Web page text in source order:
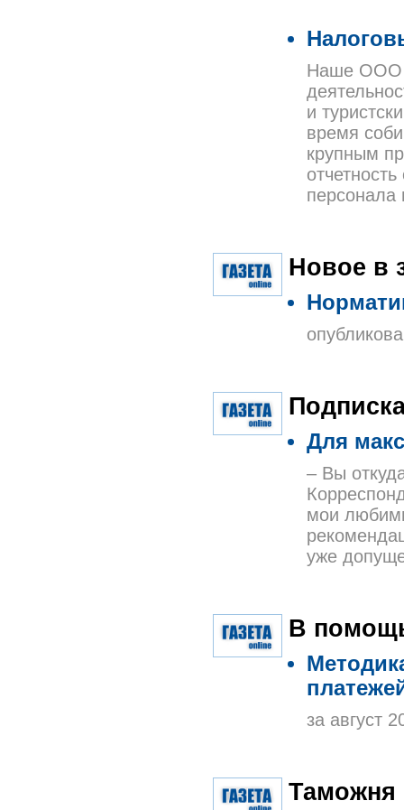
Наше ООО
и
время
крупным
персонала
Новое в
Для
– Вы
мои
уже
В
за август
Таможня